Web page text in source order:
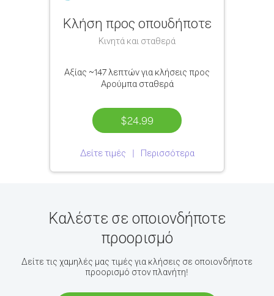
Κλήση προς οπουδήποτε
Κινητά και σταθερά
Αξίας ~147 λεπτώνγια κλήσεις προς
Αρούμπα σταθερά
$24.99
Δείτε τιμές Περισσότερα
Καλέστε σε οποιονδήποτε
προορισμό
Δείτε τις χαμηλές μας τιμές για κλήσεις σε οποιονδήποτε
προορισμό στον πλανήτη!